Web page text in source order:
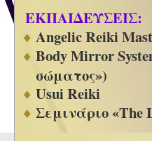
ΕΚΠΑΙΔΕΥΣΕΙΣ:
Angelic Reiki
Body Mirror
σώματος»)
Usui Reiki
Σεμινάριο «The